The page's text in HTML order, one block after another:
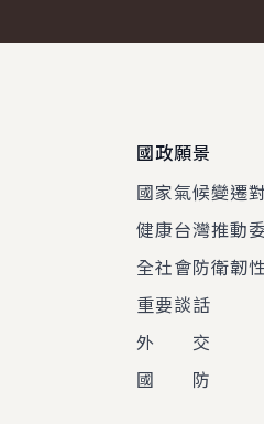
國政願景
國家氣候變遷
健康台灣推動
全社會防衛韌
重要談話
外 交
國 防